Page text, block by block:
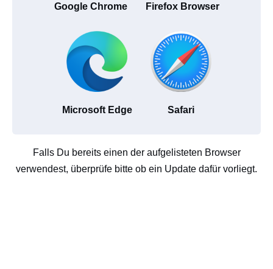
Google Chrome Firefox Browser
Microsoft Edge Safari
Falls Du bereits einen der aufgelisteten Browser
verwendest, überprüfe bitte ob ein Update dafür vorliegt.